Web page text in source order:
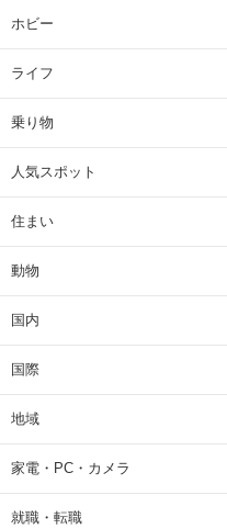
ホビー
ライフ
乗り物
人気スポット
住まい
動物
国内
国際
地域
家電・PC・カメラ
就職・転職